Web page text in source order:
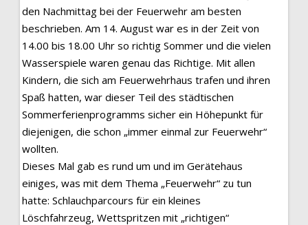
den Nachmittag bei der Feuerwehr am besten
beschrieben. Am 14. August war es in der Zeit von
14.00 bis 18.00 Uhr so richtig Sommer und die vielen
Wasserspiele waren genau das Richtige. Mit allen
Kindern, die sich am Feuerwehrhaus trafen und ihren
Spaß hatten, war dieser Teil des städtischen
Sommerferienprogramms sicher ein Höhepunkt für
diejenigen, die schon „immer einmal zur Feuerwehr“
wollten.
Dieses Mal gab es rund um und im Gerätehaus
einiges, was mit dem Thema „Feuerwehr“ zu tun
hatte: Schlauchparcours für ein kleines
Löschfahrzeug, Wettspritzen mit „richtigen“